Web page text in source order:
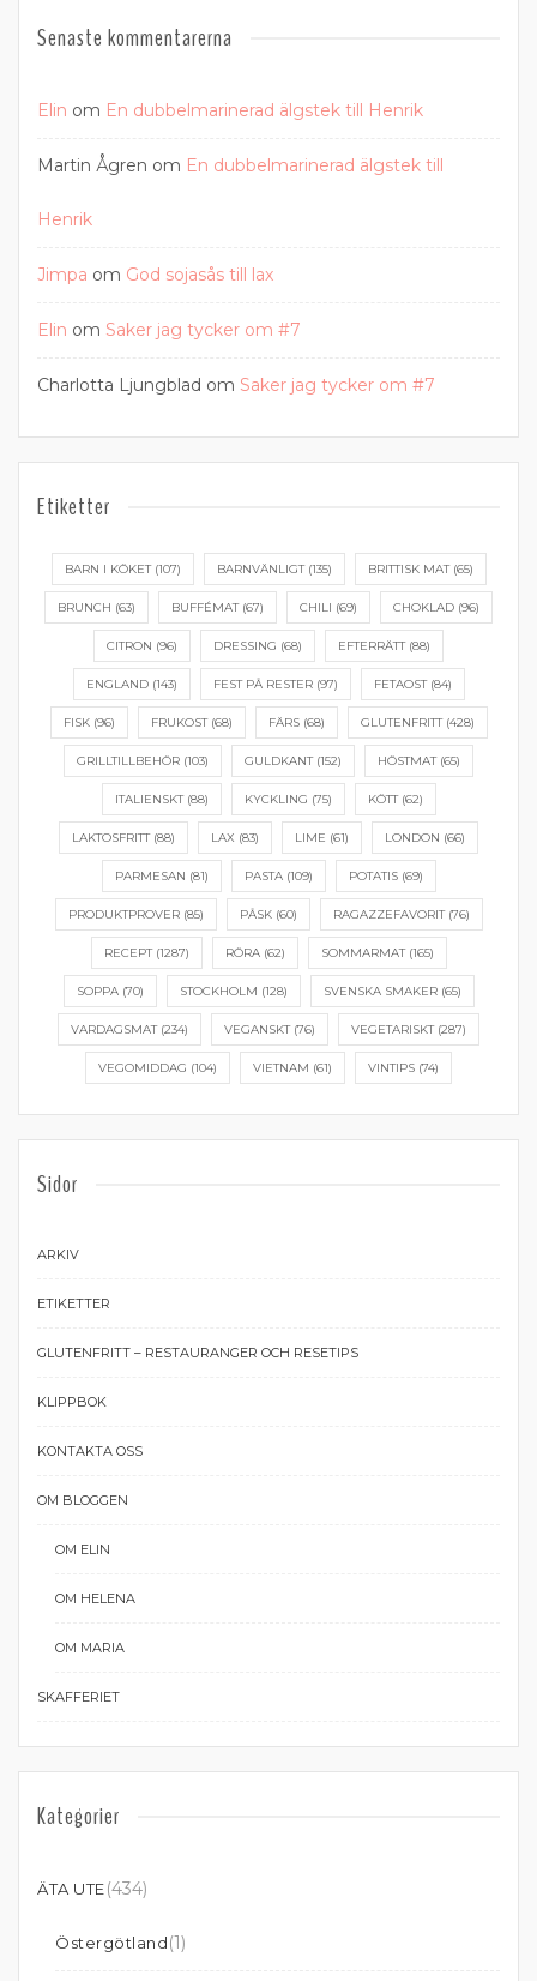
Senaste kommentarerna
Elin om En dubbelmarinerad älgstek till Henrik
Martin Ågren om En dubbelmarinerad älgstek till
Henrik
Jimpa om God sojasås till lax
Elin om Saker jag tycker om #7
Charlotta Ljungblad om Saker jag tycker om #7
Etiketter
BARN I KÖKET(107) BARNVÄNLIGT(135) BRITTISK MAT(65)
BRUNCH (63) BUFFÉMAT(67) CHILI (69) CHOKLAD (96)
CITRON (96) DRESSING (68) EFTERRÄTT(88)
ENGLAND(143) FEST PÅ RESTER(97) FETAOST(84)
FISK(96) FRUKOST(68) FÄRS(68) GLUTENFRITT(428)
GRILLTILLBEHÖR (103) GULDKANT(152) HÖSTMAT(65)
ITALIENSKT(88) KYCKLING (75) KÖTT(62)
LAKTOSFRITT(88) LAX (83) LIME (61) LONDON (66)
PARMESAN (81) PASTA(109) POTATIS(69)
PRODUKTPROVER(85) PÅSK(60) RAGAZZEFAVORIT(76)
RECEPT(1287) RÖRA(62) SOMMARMAT(165)
SOPPA(70) STOCKHOLM (128) SVENSKA SMAKER(65)
VARDAGSMAT(234) VEGANSKT(76) VEGETARISKT(287)
VEGOMIDDAG (104) VIETNAM (61) VINTIPS (74)
Sidor
ARKIV
ETIKETTER
GLUTENFRITT – RESTAURANGER OCH RESETIPS
KLIPPBOK
KONTAKTA OSS
OM BLOGGEN
OM ELIN
OM HELENA
OM MARIA
SKAFFERIET
Kategorier
ÄTA UTE(434)
Östergötland(1)